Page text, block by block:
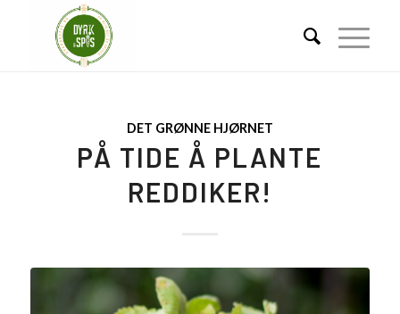
DET GRØNNE HJØRNET
PÅ TIDE Å PLANTE
REDDIKER!